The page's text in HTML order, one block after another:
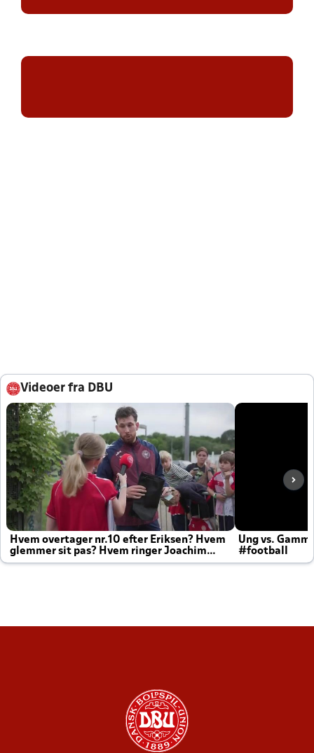
Videoer fra DBU
Hvem overtager nr.10 efter Eriksen? Hvem
glemmer sit pas? Hvem ringer Joachim
altid til efter kampe?
Ung vs.
#football